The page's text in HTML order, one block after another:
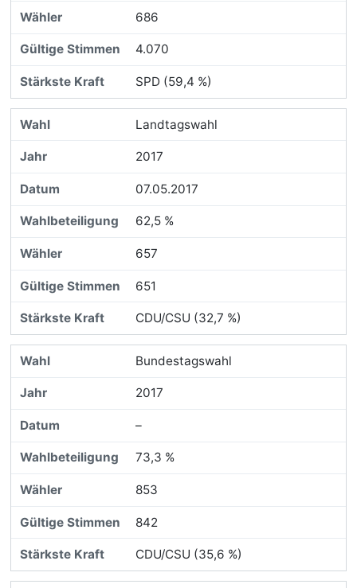
686
4.070
SPD (59,4 %)
Landtagswahl
2017
07.05.2017
62,5 %
657
651
CDU/CSU (32,7 %)
Bundestagswahl
2017
–
73,3 %
853
842
CDU/CSU (35,6 %)